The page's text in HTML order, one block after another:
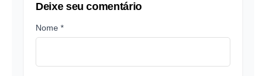
Deixe seu comentário
Nome *